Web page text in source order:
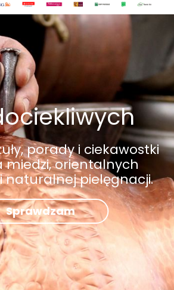
porady i ciekawostki
miedzi, orientalnych
naturalnej pielęgnacji.
Sprawdzam